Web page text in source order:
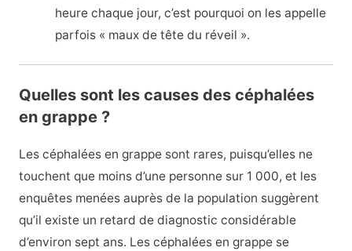
heure chaque jour, c’est pourquoi on les appelle
parfois « maux de tête du réveil ».
Quelles sont les causes des céphalées
en grappe ?
Les céphalées en grappe sont rares, puisqu’elles ne
touchent que moins d’une personne sur 1 000, et les
enquêtes menées auprès de la population suggèrent
qu’il existe un retard de diagnostic considérable
d’environ sept ans. Les céphalées en grappe se